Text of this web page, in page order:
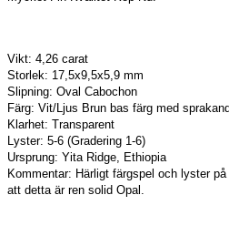
Vikt: 4,26 carat
Storlek: 17,5x9,5x5,9 mm
Slipning: Oval Cabochon
Färg: Vit/Ljus Brun bas färg med
Klarhet: Transparent
Lyster: 5-6 (Gradering 1-6)
Ursprung: Yita Ridge, Ethiopia
Kommentar: Härligt färgspel och lyster
att detta är ren solid Opal.